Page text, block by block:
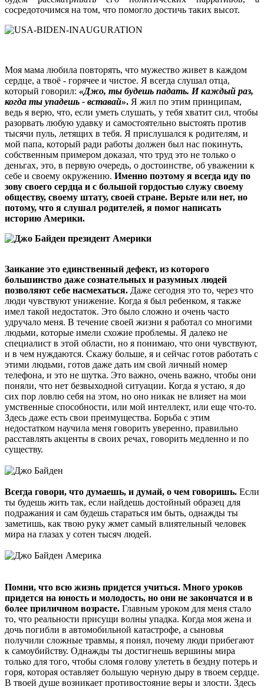
сосредоточимся на том, что помогло достичь таких высот.
Моя мама любила повторять, что мужество живет в каждом
сердце, а твоё - горячее и чистое. Я всегда слушал отца,
который говорил: «Джо, ты будешь падать. И каждый раз,
когда ты упадешь - вставай». Я жил по этим принципам,
ведь я верю, что, если уметь слушать, у тебя хватит сил, чтобы
разорвать любую удавку и самостоятельно выстоять против
тысячи пуль, летящих в тебя. Я прислушался к родителям, и
мой папа, который ради работы должен был нас покинуть,
собственным примером доказал, что труд это не только о
деньгах, это, в первую очередь, о достоинстве, об уважении к
себе и своему окружению. Именно поэтому я всегда иду по
зову своего сердца и с большой гордостью служу своему
обществу, своему штату, своей стране. Верьте или нет, но
потому, что я слушал родителей, я помог написать
историю Америки.
Заикание это единственный дефект, из которого
большинство даже сознательных и разумных людей
позволяют себе насмехаться. Даже сегодня это то, через что
люди чувствуют унижение. Когда я был ребенком, я также
имел такой недостаток. Это было сложно и очень часто
удручало меня. В течение своей жизни я работал со многими
людьми, которые имели схожие проблемы. Я далеко не
специалист в этой области, но я понимаю, что они чувствуют,
и в чем нуждаются. Скажу больше, я и сейчас готов работать с
этими людьми, готов даже дать им свой личный номер
телефона, и это не шутка. Это важно, очень важно, чтобы они
поняли, что нет безвыходной ситуации. Когда я устаю, я до
сих пор ловлю себя на этом, но оно никак не влияет на мои
умственные способности, или мой интеллект, или еще что-то.
Здесь даже есть свои преимущества. Борьба с этим
недостатком научила меня говорить уверенно, правильно
расставлять акценты в своих речах, говорить медленно и по
существу.
Всегда говори, что думаешь, и думай, о чем говоришь. Если
ты будешь жить так, если найдешь достойный образец для
подражания и сам будешь стараться им быть, однажды ты
заметишь, как твою руку жмет самый влиятельный человек
мира на глазах у сотен тысяч людей.
Помни, что всю жизнь придется учиться. Много уроков
придется на юность и молодость, но они не закончатся и в
более приличном возрасте. Главным уроком для меня стало
то, что реальности присущи волны упадка. Когда моя жена и
дочь погибли в автомобильной катастрофе, а сыновья
получили сложные травмы, я понял, почему люди прибегают
к самоубийству. Однажды ты достигнешь вершины мира
только для того, чтобы сломя голову улететь в бездну потерь и
горя, которая оставляет большую черную дыру в твоем сердце.
В твоей душе возникает противостояние веры и злости. Здесь